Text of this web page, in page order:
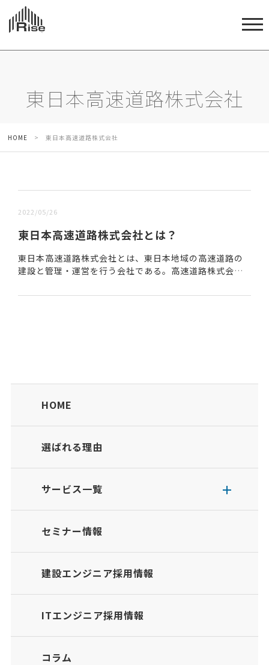
東日本高速道路株式会社
HOME > 東日本高速道路株式会社
2022/05/26
東日本高速道路株式会社とは？
東日本高速道路株式会社とは、東日本地域の高速道路の
建設と管理・運営を行う会社である。高速道路株式会社
された。英語表記は「East Nippon E...
HOME
選ばれる理由
サービス一覧
セミナー情報
建設エンジニア採用情報
ITエンジニア採用情報
コラム